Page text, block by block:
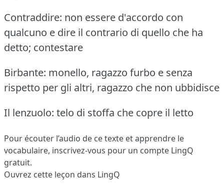
Contraddire: non essere d'accordo con
qualcuno e dire il contrario di quello che ha
detto; contestare
Birbante: monello, ragazzo furbo e senza
rispetto per gli altri, ragazzo che non ubbidisce
Il lenzuolo: telo di stoffa che copre il letto
Pour écouter l’audio de ce texte et apprendre le
vocabulaire, inscrivez-vous pour un compte LingQ
gratuit.
Ouvrez cette leçon dans LingQ